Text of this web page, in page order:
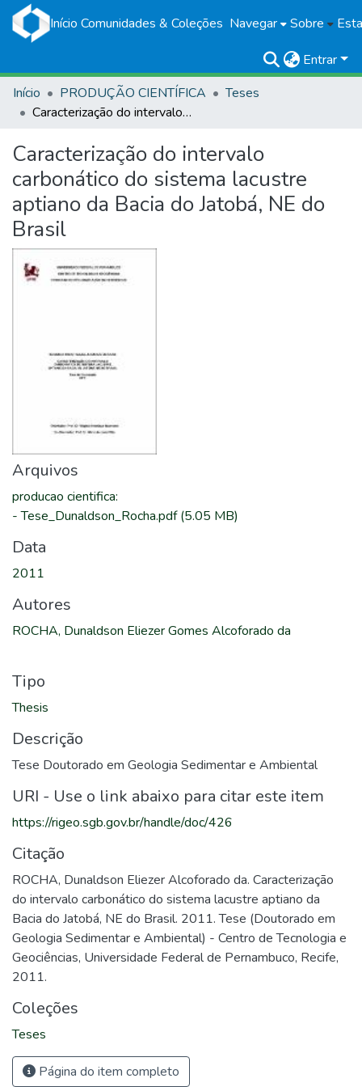
Início Comunidades & Coleções Navegar Sobre
Entrar
Início
PRODUÇÃO CIENTÍFICA
Teses
Caracterização do intervalo carbonático do sistema lacustre aptiano da Bacia do Jatobá, NE do Brasil
Caracterização do intervalo
carbonático do sistema lacustre
aptiano da Bacia do Jatobá, NE do
Brasil
Arquivos
producao cientifica:
-Tese_Dunaldson_Rocha.pdf(5.05 MB)
Data
2011
Autores
ROCHA, Dunaldson Eliezer Gomes Alcoforado da
Tipo
Thesis
Descrição
Tese Doutorado em Geologia Sedimentar e Ambiental
URI - Use o link abaixo para citar este item
https://rigeo.sgb.gov.br/handle/doc/426
Citação
ROCHA, Dunaldson Eliezer Alcoforado da. Caracterização
do intervalo carbonático do sistema lacustre aptiano da
Bacia do Jatobá, NE do Brasil. 2011. Tese (Doutorado em
Geologia Sedimentar e Ambiental) - Centro de Tecnologia e
Geociências, Universidade Federal de Pernambuco, Recife,
2011.
Coleções
Teses
Página do item completo